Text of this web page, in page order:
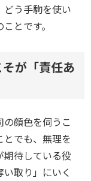
どう手駒を使い
とです。
が「責任あ
顔色を伺うこ
でも、無理を
待している役
取り」にいく